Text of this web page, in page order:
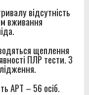
відсутність
вживання
щеплення
ПЛР тести. З
АРТ – 56 осіб.